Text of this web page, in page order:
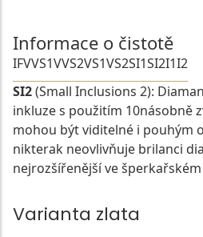
Informace o čistotě
IFVVS1VVS2VS1VS2SI1SI2I1I2
SI2(Small Inclusions 2):
inkluze s použitím 10násobně
mohou být viditelné i pouhým
nikterak neovlivňuje brilanci
nejrozšířenější ve
Varianta zlata